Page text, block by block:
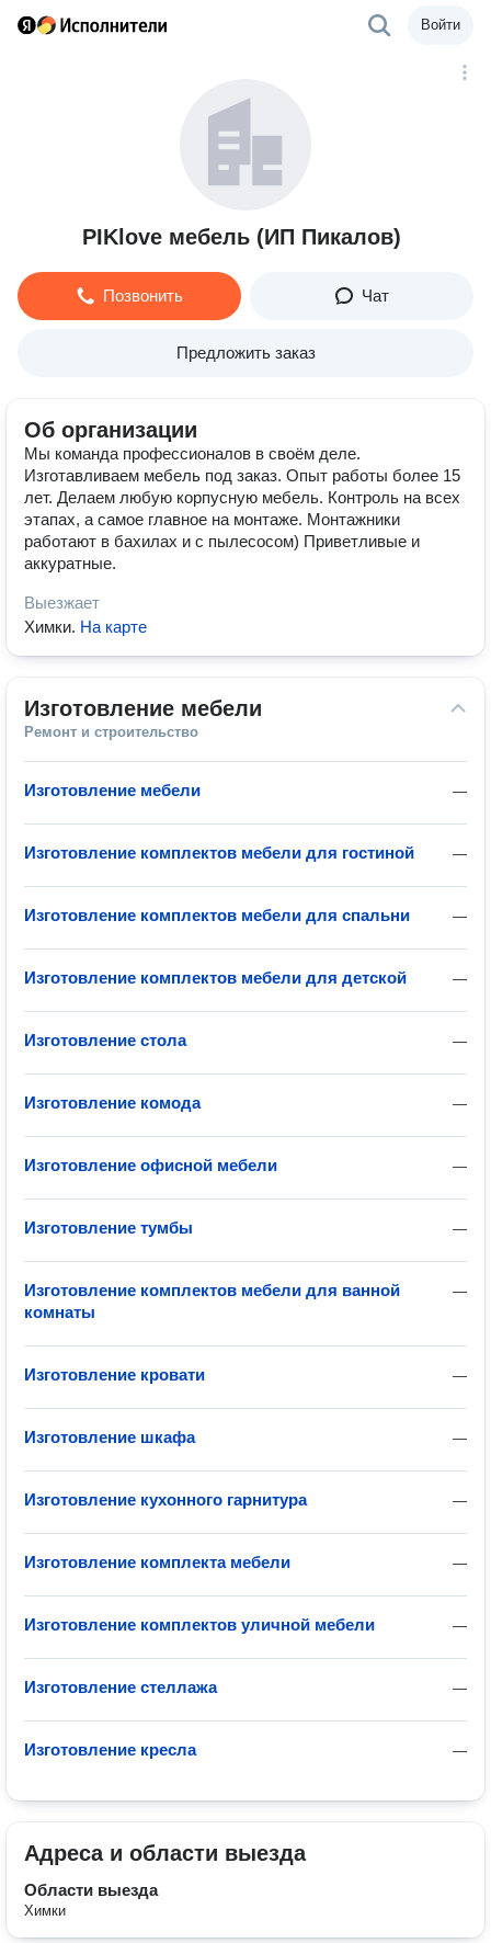
Войти
PIKlove мебель (ИП Пикалов)
Позвонить Чат
Предложить заказ
Об организации
Мы команда профессионалов в своём деле.
Изготавливаем мебель под заказ. Опыт работы более 15
лет. Делаем любую корпусную мебель. Контроль на всех
этапах, а самое главное на монтаже. Монтажники
работают в бахилах и с пылесосом) Приветливые и
аккуратные.
Выезжает
Химки. На карте
Изготовление мебели
Ремонт и строительство
—
Изготовление мебели
—
Изготовление комплектов мебели для гостиной
—
Изготовление комплектов мебели для спальни
—
Изготовление комплектов мебели для детской
—
Изготовление стола
—
Изготовление комода
—
Изготовление офисной мебели
—
Изготовление тумбы
—
Изготовление комплектов мебели для ванной
комнаты
—
Изготовление кровати
—
Изготовление шкафа
—
Изготовление кухонного гарнитура
—
Изготовление комплекта мебели
—
Изготовление комплектов уличной мебели
—
Изготовление стеллажа
—
Изготовление кресла
Адреса и области выезда
Области выезда
Химки